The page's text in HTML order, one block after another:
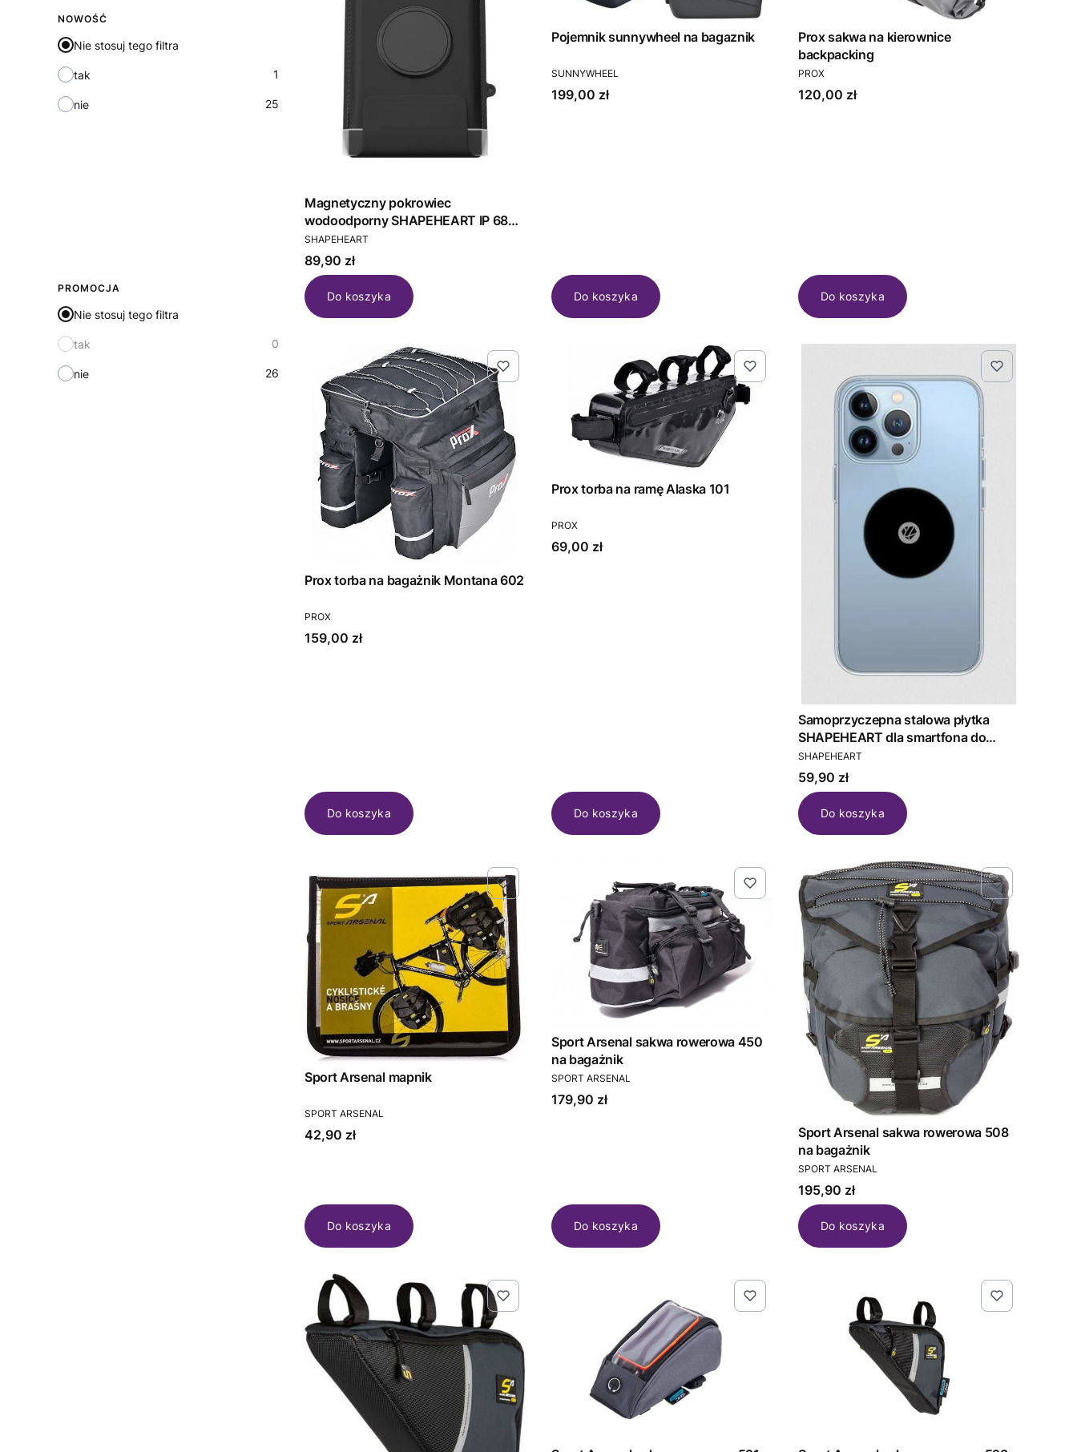
NOWOŚĆ
Nie stosuj tego filtra
tak 1
nie 25
PROMOCJA
Nie stosuj tego filtra
tak 0
nie 26
Magnetyczny pokrowiec
wodoodporny SHAPEHEART IP 68
XXL (NEW)
PRODUCENT
SHAPEHEART
Cena
89,90 zł
Do koszyka
Pojemnik sunnywheel na bagaznik
PRODUCENT
SUNNYWHEEL
Cena
199,00 zł
Do koszyka
Prox sakwa na kierownice
backpacking
PRODUCENT
PROX
Cena
120,00 zł
Do koszyka
Prox torba na bagażnik Montana 602
PRODUCENT
PROX
Cena
159,00 zł
Do koszyka
Prox torba na ramę Alaska 101
PRODUCENT
PROX
Cena
69,00 zł
Do koszyka
Samoprzyczepna stalowa płytka
SHAPEHEART dla smartfona do
pokrowca (NEW)
PRODUCENT
SHAPEHEART
Cena
59,90 zł
Do koszyka
Sport Arsenal mapnik
PRODUCENT
SPORT ARSENAL
Cena
42,90 zł
Do koszyka
Sport Arsenal sakwa rowerowa 450
na bagażnik
PRODUCENT
SPORT ARSENAL
Cena
179,90 zł
Do koszyka
Sport Arsenal sakwa rowerowa 508
na bagażnik
PRODUCENT
SPORT ARSENAL
Cena
195,90 zł
Do koszyka